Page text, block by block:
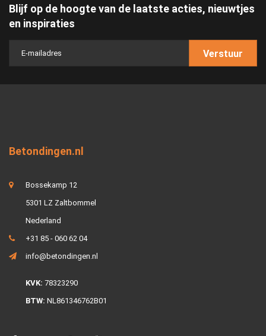
Blijf op de hoogte van de laatste acties, nieuwtjes
en inspiraties
Verstuur
Betondingen.nl
Bossekamp 12
5301 LZ Zaltbommel
Nederland
+31 85 - 060 62 04
info@betondingen.nl
KVK: 78323290
BTW: NL861346762B01